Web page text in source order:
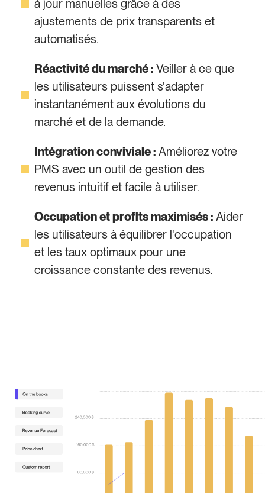
à jour manuelles grâce à des
ajustements de prix transparents et
automatisés.
Réactivité du marché :Veiller à ce que
les utilisateurs puissent s'adapter
instantanément aux évolutions du
marché et de la demande.
Intégration conviviale :Améliorez votre
PMS avec un outil de gestion des
revenus intuitif et facile à utiliser.
Occupation et profits maximisés :Aider
les utilisateurs à équilibrer l'occupation
et les taux optimaux pour une
croissance constante des revenus.